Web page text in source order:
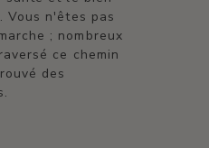
Vous n'êtes pas
; nombreux
ce chemin
des